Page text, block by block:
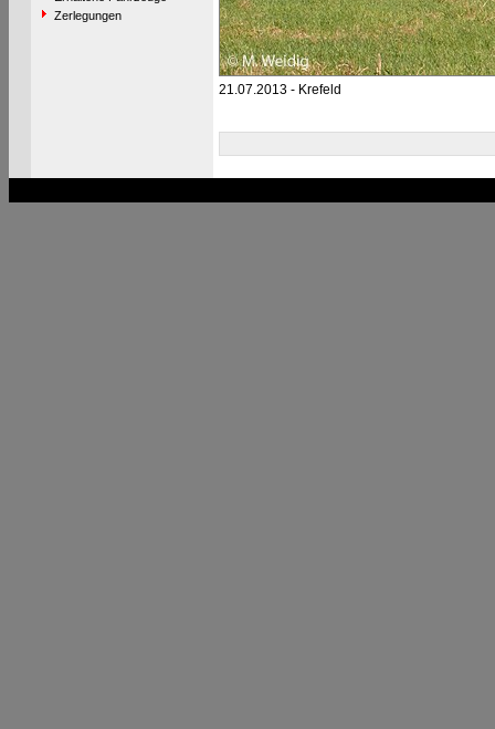
Zerlegungen
21.07.2013 - Krefeld